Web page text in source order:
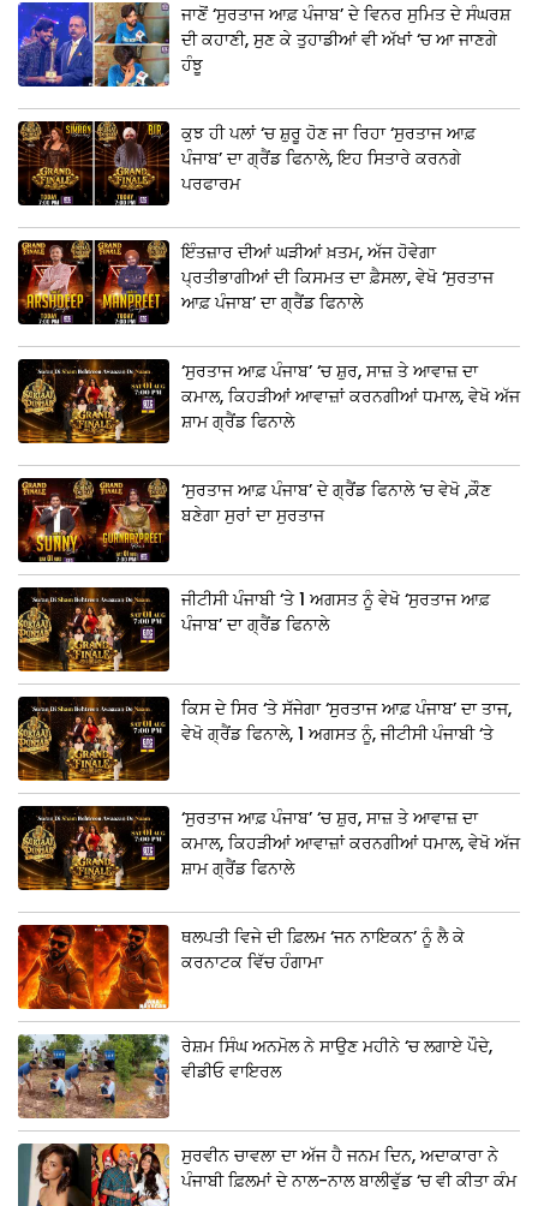
ਜਾਣੋਂ ‘ਸੁਰਤਾਜ ਆਫ਼ ਪੰਜਾਬ’ ਦੇ ਵਿਨਰ ਸੁਮਿਤ ਦੇ ਸੰਘਰਸ਼
ਦੀ ਕਹਾਣੀ, ਸੁਣ ਕੇ ਤੁਹਾਡੀਆਂ ਵੀ ਅੱਖਾਂ ‘ਚ ਆ ਜਾਣਗੇ
ਹੰਝੂ
ਕੁਝ ਹੀ ਪਲਾਂ ‘ਚ ਸ਼ੁਰੂ ਹੋਣ ਜਾ ਰਿਹਾ ‘ਸੁਰਤਾਜ ਆਫ਼
ਪੰਜਾਬ’ ਦਾ ਗ੍ਰੈਂਡ ਫਿਨਾਲੇ, ਇਹ ਸਿਤਾਰੇ ਕਰਨਗੇ
ਪਰਫਾਰਮ
ਇੰਤਜ਼ਾਰ ਦੀਆਂ ਘੜੀਆਂ ਖ਼ਤਮ, ਅੱਜ ਹੋਵੇਗਾ
ਪ੍ਰਤੀਭਾਗੀਆਂ ਦੀ ਕਿਸਮਤ ਦਾ ਫ਼ੈਸਲਾ, ਵੇਖੋ ‘ਸੁਰਤਾਜ
ਆਫ਼ ਪੰਜਾਬ’ ਦਾ ਗ੍ਰੈਂਡ ਫਿਨਾਲੇ
‘ਸੁਰਤਾਜ ਆਫ਼ ਪੰਜਾਬ’ ‘ਚ ਸ਼ੁਰ, ਸਾਜ਼ ਤੇ ਆਵਾਜ਼ ਦਾ
ਕਮਾਲ, ਕਿਹੜੀਆਂ ਆਵਾਜ਼ਾਂ ਕਰਨਗੀਆਂ ਧਮਾਲ, ਵੇਖੋ ਅੱਜ
ਸ਼ਾਮ ਗ੍ਰੈਂਡ ਫਿਨਾਲੇ
‘ਸੁਰਤਾਜ ਆਫ਼ ਪੰਜਾਬ’ ਦੇ ਗ੍ਰੈਂਡ ਫਿਨਾਲੇ ‘ਚ ਵੇਖੋ ,ਕੌਣ
ਬਣੇਗਾ ਸੁਰਾਂ ਦਾ ਸੁਰਤਾਜ
ਜੀਟੀਸੀ ਪੰਜਾਬੀ ‘ਤੇ 1 ਅਗਸਤ ਨੂੰ ਵੇਖੋ ‘ਸੁਰਤਾਜ ਆਫ਼
ਪੰਜਾਬ’ ਦਾ ਗ੍ਰੈਂਡ ਫਿਨਾਲੇ
ਕਿਸ ਦੇ ਸਿਰ ‘ਤੇ ਸੱਜੇਗਾ ‘ਸੁਰਤਾਜ ਆਫ਼ ਪੰਜਾਬ’ ਦਾ ਤਾਜ,
ਵੇਖੋ ਗ੍ਰੈਂਡ ਫਿਨਾਲੇ, 1 ਅਗਸਤ ਨੂੰ, ਜੀਟੀਸੀ ਪੰਜਾਬੀ ‘ਤੇ
‘ਸੁਰਤਾਜ ਆਫ਼ ਪੰਜਾਬ’ ‘ਚ ਸ਼ੁਰ, ਸਾਜ਼ ਤੇ ਆਵਾਜ਼ ਦਾ
ਕਮਾਲ, ਕਿਹੜੀਆਂ ਆਵਾਜ਼ਾਂ ਕਰਨਗੀਆਂ ਧਮਾਲ, ਵੇਖੋ ਅੱਜ
ਸ਼ਾਮ ਗ੍ਰੈਂਡ ਫਿਨਾਲੇ
ਥਲਪਤੀ ਵਿਜੇ ਦੀ ਫ਼ਿਲਮ ‘ਜਨ ਨਾਇਕਨ’ ਨੂੰ ਲੈ ਕੇ
ਕਰਨਾਟਕ ਵਿੱਚ ਹੰਗਾਮਾ
ਰੇਸ਼ਮ ਸਿੰਘ ਅਨਮੋਲ ਨੇ ਸਾਉਣ ਮਹੀਨੇ ‘ਚ ਲਗਾਏ ਪੌਦੇ,
ਵੀਡੀਓ ਵਾਇਰਲ
ਸੁਰਵੀਨ ਚਾਵਲਾ ਦਾ ਅੱਜ ਹੈ ਜਨਮ ਦਿਨ, ਅਦਾਕਾਰਾ ਨੇ
ਪੰਜਾਬੀ ਫ਼ਿਲਮਾਂ ਦੇ ਨਾਲ-ਨਾਲ ਬਾਲੀਵੁੱਡ ‘ਚ ਵੀ ਕੀਤਾ ਕੰਮ